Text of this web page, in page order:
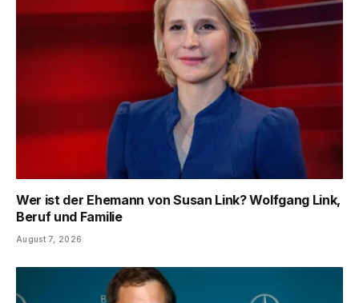
Wer ist der Ehemann von Susan Link? Wolfgang Link,
Beruf und Familie
August 7, 2026